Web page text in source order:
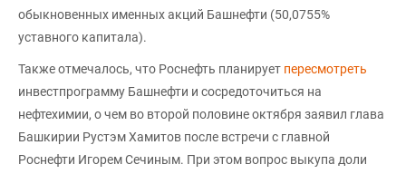
обыкновенных именных акций Башнефти (50,0755%
уставного капитала).
Также отмечалось, что Роснефть планирует пересмотреть
инвестпрограмму Башнефти и сосредоточиться на
нефтехимии, о чем во второй половине октября заявил глава
Башкирии Рустэм Хамитов после встречи с главной
Роснефти Игорем Сечиным. При этом вопрос выкупа доли